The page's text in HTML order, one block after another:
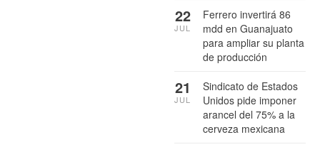
Ferrero invertirá 86
mdd en Guanajuato
para ampliar su planta
de producción
22
JUL
Sindicato de Estados
Unidos pide imponer
arancel del 75% a la
cerveza mexicana
21
JUL